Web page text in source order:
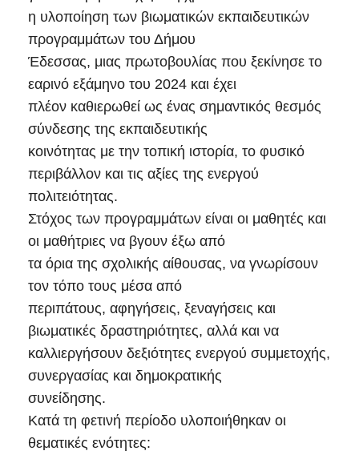
η υλοποίηση των βιωματικών εκπαιδευτικών
προγραμμάτων του Δήμου
Έδεσσας, μιας πρωτοβουλίας που ξεκίνησε το
εαρινό εξάμηνο του 2024 και έχει
πλέον καθιερωθεί ως ένας σημαντικός θεσμός
σύνδεσης της εκπαιδευτικής
κοινότητας με την τοπική ιστορία, το φυσικό
περιβάλλον και τις αξίες της ενεργού
πολιτειότητας.
Στόχος των προγραμμάτων είναι οι μαθητές και
οι μαθήτριες να βγουν έξω από
τα όρια της σχολικής αίθουσας, να γνωρίσουν
τον τόπο τους μέσα από
περιπάτους, αφηγήσεις, ξεναγήσεις και
βιωματικές δραστηριότητες, αλλά και να
καλλιεργήσουν δεξιότητες ενεργού συμμετοχής,
συνεργασίας και δημοκρατικής
συνείδησης.
Κατά τη φετινή περίοδο υλοποιήθηκαν οι
θεματικές ενότητες: